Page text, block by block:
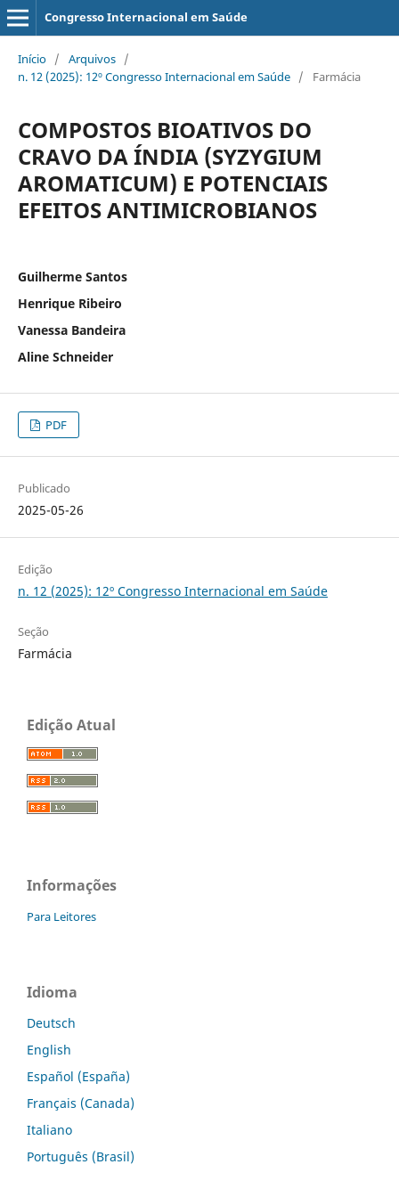
Congresso Internacional em Saúde
Início / Arquivos /
n. 12 (2025): 12º Congresso Internacional em Saúde / Farmácia
COMPOSTOS BIOATIVOS DO
CRAVO DA ÍNDIA (SYZYGIUM
AROMATICUM) E POTENCIAIS
EFEITOS ANTIMICROBIANOS
Guilherme Santos
Henrique Ribeiro
Vanessa Bandeira
Aline Schneider
PDF
Publicado
2025-05-26
Edição
n. 12 (2025): 12º Congresso Internacional em Saúde
Seção
Farmácia
Edição Atual
Informações
Para Leitores
Idioma
Deutsch
English
Español (España)
Français (Canada)
Italiano
Português (Brasil)